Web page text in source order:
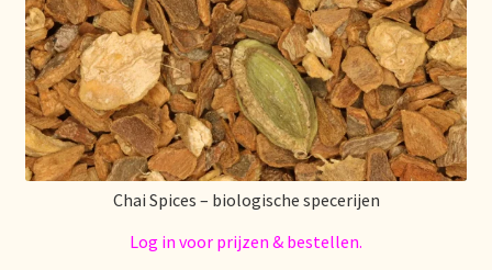
Prijsbeleid
Privacy statement
Privacyverklaring
Product rangeChai Spices – biologische specerijen
Log in voor prijzen & bestellen.